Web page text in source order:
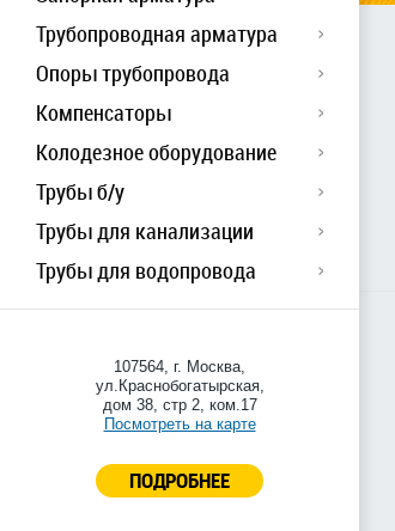
Трубопроводная арматура
Опоры трубопровода
Компенсаторы
Колодезное оборудование
Трубы б/у
Трубы для канализации
Трубы для водопровода
107564, г. Москва,
ул.Краснобогатырская,
дом 38, стр 2, ком.17
Посмотреть на карте
ПОДРОБНЕЕ